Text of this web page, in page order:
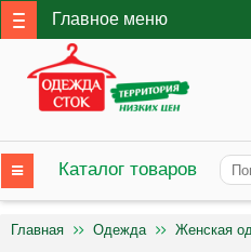
Главное меню
Каталог товаров
Главная Одежда Женская